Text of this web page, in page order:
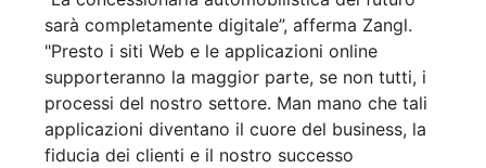
sarà completamente digitale”, afferma Zangl.
"Presto i siti Web e le applicazioni online
supporteranno la maggior parte, se non tutti, i
processi del nostro settore. Man mano che tali
applicazioni diventano il cuore del business, la
fiducia dei clienti e il nostro successo